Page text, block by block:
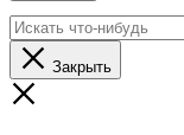
Закрыть